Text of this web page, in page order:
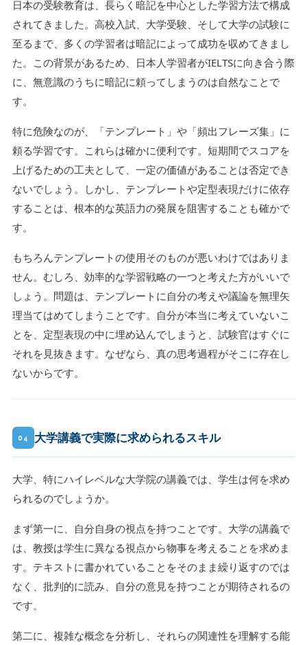
日本の受験教育は、長らく暗記を中心とした学習方法で構成
されてきました。高校入試、大学受験、そして大学の試験に
至るまで、多くの学習者は暗記によって成功を収めてきまし
た。この背景があるため、日本人学習者がIELTSに向き合う際
に、無意識のうちに暗記に頼ってしまうのは自然なことで
す。
特に危険なのが、「テンプレート」や「頻出フレーズ集」に
頼る学習です。これらは確かに便利です。短期間でスコアを
上げるための工夫として、一定の価値があることは否定でき
ないでしょう。しかし、テンプレートや定型表現だけに依存
することは、根本的な英語力の発展を阻害することも確かで
す。
もちろんテンプレートの使用そのものが悪いわけではありま
せん。むしろ、効率的な学習戦略の一つと考えた方がいいで
しょう。問題は、テンプレートに自分の考えや議論を無理矢
理当てはめてしまうことです。自分が本当に考えていないこ
とを、定型表現の中に埋め込んでしまうと、試験官はすぐに
それを見抜きます。なぜなら、真の思考過程がそこに存在し
ないからです。
04 大学講義で実際に求められるスキル
大学、特にハイレベルな大学院の講義では、学生は何を求め
られるのでしょうか。
まず第一に、自分自身の視点を持つことです。大学の講義で
は、教授は学生に異なる視点から物事を考えることを求めま
す。テキストに書かれていることをそのまま繰り返すのでは
なく、批判的に読み、自分の意見を持つことが期待されるの
です。
第二に、複雑な概念を分析し、それらの関連性を理解する能